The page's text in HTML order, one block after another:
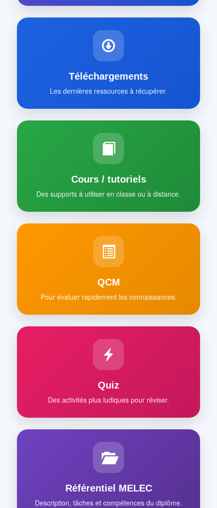
Téléchargements
Les dernières ressources à récupérer.
Cours / tutoriels
Des supports à utiliser en classe ou à distance.
QCM
Pour évaluer rapidement les connaissances.
Quiz
Des activités plus ludiques pour réviser.
Référentiel MELEC
Description, tâches et compétences du diplôme.